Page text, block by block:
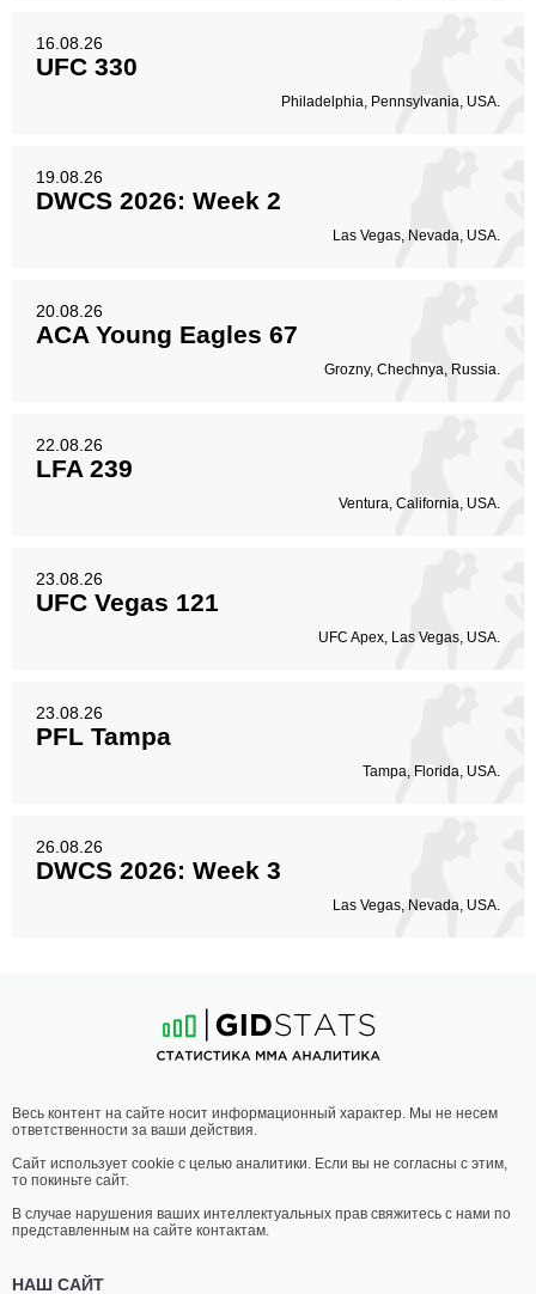
16.08.26
UFC 330
Philadelphia, Pennsylvania, USA.
19.08.26
DWCS 2026: Week 2
Las Vegas, Nevada, USA.
20.08.26
ACA Young Eagles 67
Grozny, Chechnya, Russia.
22.08.26
LFA 239
Ventura, California, USA.
23.08.26
UFC Vegas 121
UFC Apex, Las Vegas, USA.
23.08.26
PFL Tampa
Tampa, Florida, USA.
26.08.26
DWCS 2026: Week 3
Las Vegas, Nevada, USA.
Весь контент на сайте носит информационный характер. Мы не несем
ответственности за ваши действия.
Сайт использует cookie с целью аналитики. Если вы не согласны с этим,
то покиньте сайт.
В случае нарушения ваших интеллектуальных прав свяжитесь с нами по
представленным на сайте контактам.
НАШ САЙТ